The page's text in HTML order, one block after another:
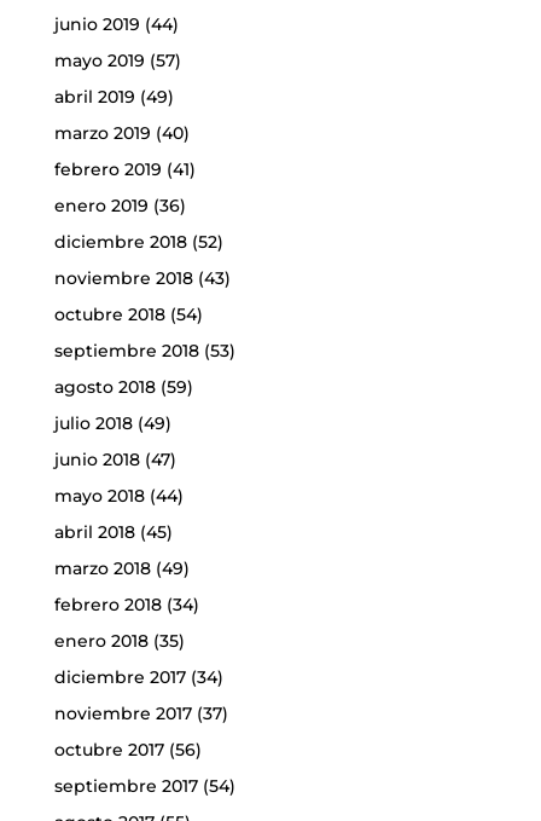
junio 2019 (44)
mayo 2019 (57)
abril 2019 (49)
marzo 2019 (40)
febrero 2019 (41)
enero 2019 (36)
diciembre 2018(52)
noviembre 2018(43)
octubre 2018(54)
septiembre 2018(53)
agosto 2018(59)
julio 2018(49)
junio 2018(47)
mayo 2018(44)
abril 2018(45)
marzo 2018(49)
febrero 2018(34)
enero 2018(35)
diciembre 2017(34)
noviembre 2017(37)
octubre 2017(56)
septiembre 2017(54)